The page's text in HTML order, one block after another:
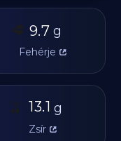
🥩 9.7 g
Fehérje
🫒 13.1 g
Zsír